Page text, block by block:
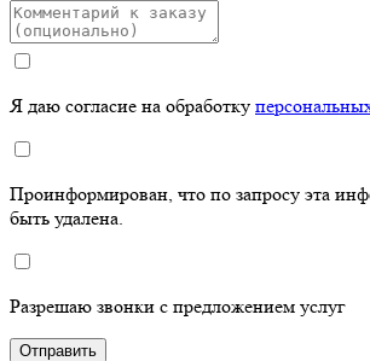
Я даю согласие на обработку
Проинформирован, что по запросу эта
быть удалена.
Разрешаю звонки с предложением услуг
Отправить